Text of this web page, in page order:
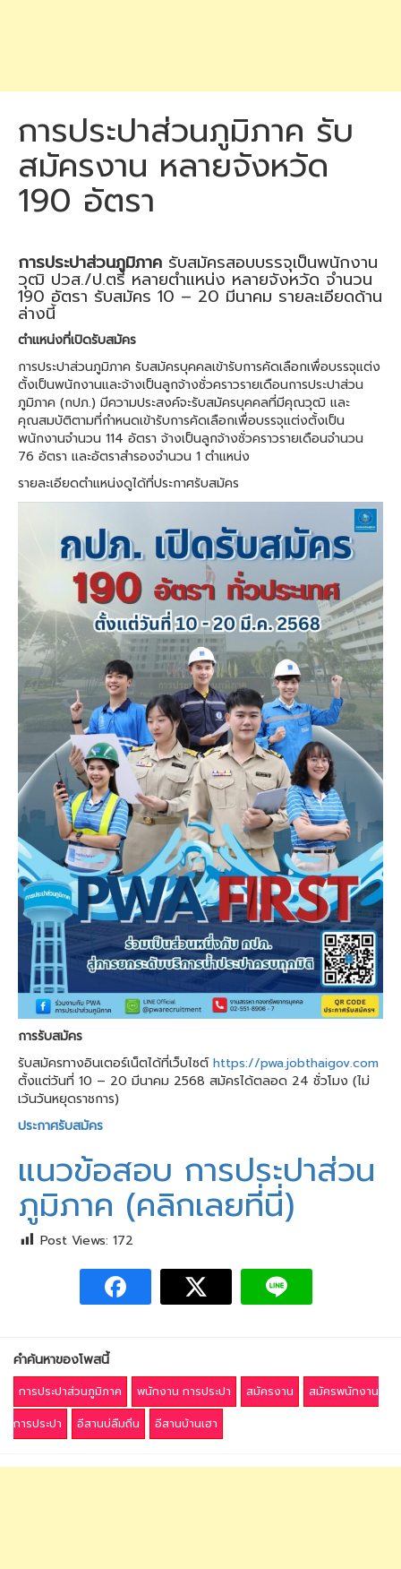
การประปาส่วนภูมิภาค รับ
สมัครงาน หลายจังหวัด
190 อัตรา
การประปาส่วนภูมิภาค รับสมัครสอบบรรจุเป็นพนักงาน
วุฒิ ปวส./ป.ตรี หลายตำแหน่ง หลายจังหวัด จำนวน
190 อัตรา รับสมัคร 10 – 20 มีนาคม รายละเอียดด้าน
ล่างนี้
ตำแหน่งที่เปิดรับสมัคร
การประปาส่วนภูมิภาค รับสมัครบุคคลเข้ารับการคัดเลือกเพื่อบรรจุแต่ง
ตั้งเป็นพนักงานและจ้างเป็นลูกจ้างชั่วคราวรายเดือนการประปาส่วน
ภูมิภาค (กปภ.) มีความประสงค์จะรับสมัครบุคคลที่มีคุณวุฒิ และ
คุณสมบัติตามที่กำหนดเข้ารับการคัดเลือกเพื่อบรรจุแต่งตั้งเป็น
พนักงานจำนวน 114 อัตรา จ้างเป็นลูกจ้างชั่วคราวรายเดือนจำนวน
76 อัตรา และอัตราสำรองจำนวน 1 ตำแหน่ง
รายละเอียดตำแหน่งดูได้ที่ประกาศรับสมัคร
การรับสมัคร
รับสมัครทางอินเตอร์เน็ตได้ที่เว็บไซต์https://pwa.jobthaigov.com
ตั้งแต่วันที่ 10 – 20 มีนาคม 2568 สมัครได้ตลอด 24 ชั่วโมง (ไม่
เว้นวันหยุดราชการ)
ประกาศรับสมัคร
แนวข้อสอบ การประปาส่วน
ภูมิภาค (คลิกเลยที่นี่)
Post Views: 172
คำค้นหาของโพสนี้
การประปาส่วนภูมิภาค พนักงาน การประปา สมัครงาน
สมัครพนักงาน
การประปา
อีสานบ่ลืมถิ่น อีสานบ้านเฮา